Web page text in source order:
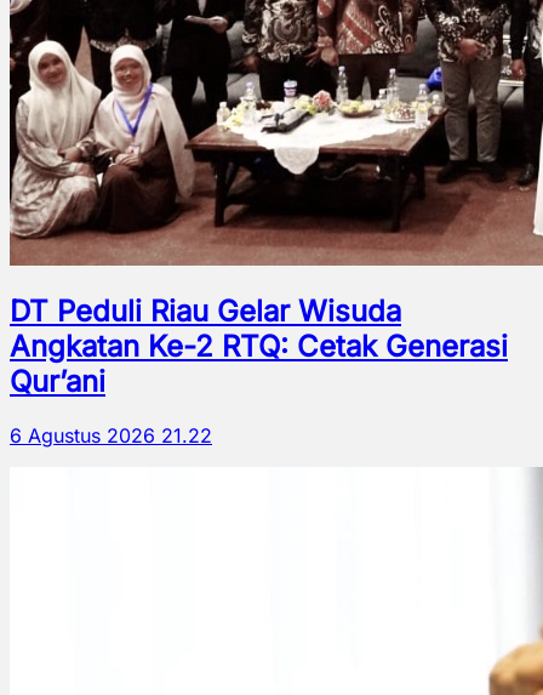
DT Peduli Riau Gelar Wisuda
Angkatan Ke-2 RTQ: Cetak Generasi
Qur’ani
6 Agustus 2026 21.22